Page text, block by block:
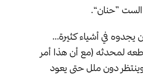
الست ”حنان“.
يجدوه في أشياء كثيرة…
لمحدثه (مع أن هذا أمر
وينتظر دون ملل حتى يعود